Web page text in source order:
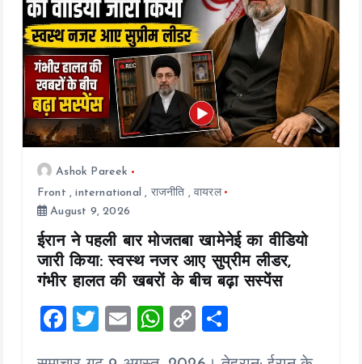
Ashok Pareek
Front ,international , राजनीति , वायरल
August 9, 2026
ईरान ने पहली बार मोजतबा खामेनेई का वीडियो
जारी किया: स्वस्थ नजर आए सुप्रीम लीडर,
गंभीर हालत की खबरों के बीच बढ़ा सस्पेंस
F
T
E
W
C